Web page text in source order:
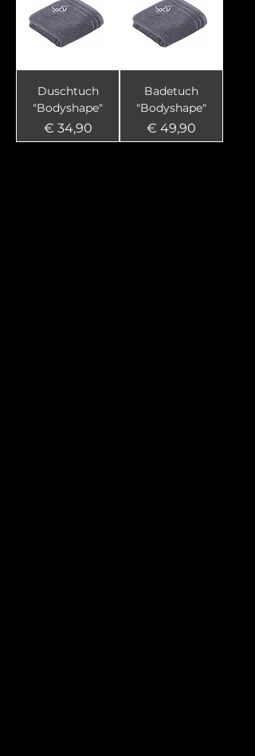
Duschtuch
"Bodyshape"
Preis
€ 34,90
Badetuch
"Bodyshape"
Preis
€ 49,90